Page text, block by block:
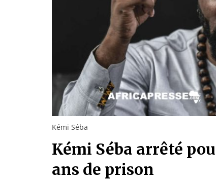
Kémi Séba
Kémi Séba arrêté
ans de prison